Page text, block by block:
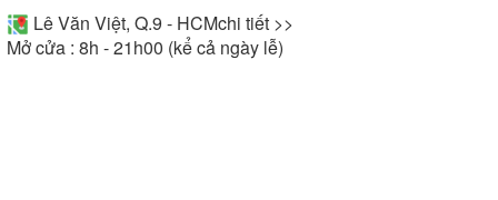
Lê Văn Việt, Q.9 - HCMchi tiết >>
Mở cửa : 8h - 21h00 (kể cả ngày lễ)